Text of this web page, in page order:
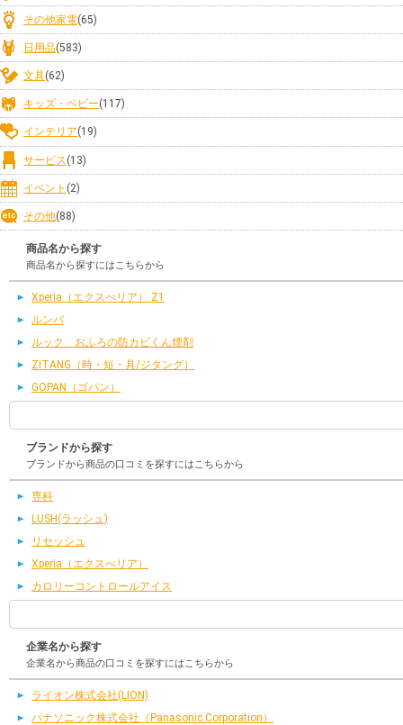
その他家電(65)
日用品(583)
文具(62)
キッズ・ベビー(117)
インテリア(19)
サービス (13)
イベント (2)
その他(88)
商品名から探す
商品名から探すにはこちらから
Xperia（エクスぺリア） Z1
ルンバ
ルック おふろの防カビくん煙剤
ZITANG（時・短・具/ジタング）
GOPAN（ゴパン）
ブランドから探す
ブランドから商品の口コミを探すにはこちらから
専科
LUSH(ラッシュ)
リセッシュ
Xperia（エクスぺリア）
カロリーコントロールアイス
企業名から探す
企業名から商品の口コミを探すにはこちらから
ライオン株式会社(LION)
パナソニック株式会社（Panasonic Corporation）